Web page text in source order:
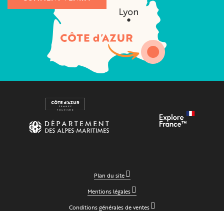
Plan du site
Mentions légales
Conditions générales de ventes